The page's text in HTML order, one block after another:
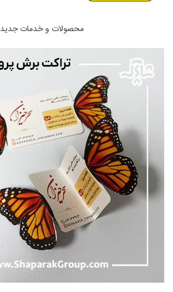
محصولات و خدمات جدید